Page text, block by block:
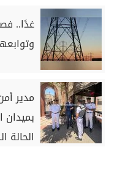
غدًا..
مدير
بميدان
الحالة